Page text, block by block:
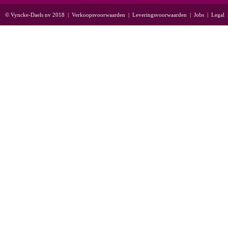
© Vyncke-Daels nv 2018 | Verkoopsvoorwaarden | Leveringsvoorwaarden | Jobs | Legal